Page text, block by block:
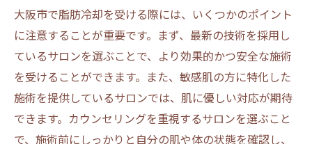
介
敏感肌対応の施術プロセスとその安全性
施術後のアフターケアで敏感肌を守る方法
大阪市のサロンが提供する個別対応の脂肪
冷却
脂肪冷却の効果を長持ちさせるコツ
大阪市で脂肪冷却を受ける際には、いくつかのポイント
に注意することが重要です。まず、最新の技術を採用し
ているサロンを選ぶことで、より効果的かつ安全な施術
を受けることができます。また、敏感肌の方に特化した
施術を提供しているサロンでは、肌に優しい対応が期待
できます。カウンセリングを重視するサロンを選ぶこと
で、施術前にしっかりと自分の肌や体の状態を確認し、